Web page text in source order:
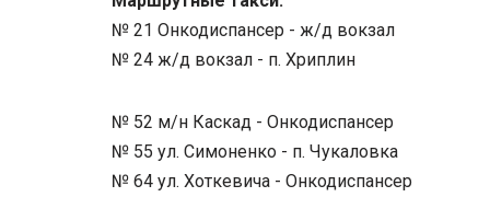
№ 21 Онкодиспансер - ж/д вокзал
№ 24 ж/д вокзал - п. Хриплин
№ 52 м/н Каскад - Онкодиспансер
№ 55 ул. Симоненко - п. Чукаловка
№ 64 ул. Хоткевича - Онкодиспансер